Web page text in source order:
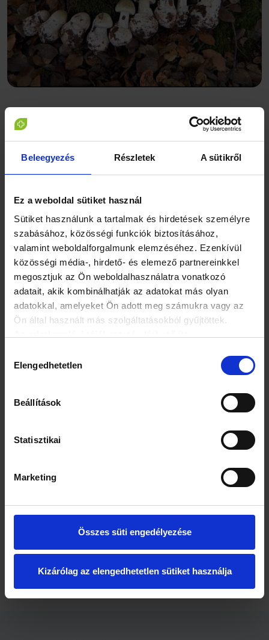
Beleegyezés Részletek A sütikről
Ez a weboldal sütiket használ
Sütiket használunk a tartalmak és hirdetések személyre
szabásához, közösségi funkciók biztosításához,
valamint weboldalforgalmunk elemzéséhez. Ezenkívül
közösségi média-, hirdető- és elemező partnereinkkel
megosztjuk az Ön weboldalhasználatra vonatkozó
adatait, akik kombinálhatják az adatokat más olyan
adatokkal, amelyeket Ön adott meg számukra vagy az
Ön által használt más szolgáltatásokból gyűjtöttek.
kiválasztása
Elengedhetetlen
Beállítások
Statisztikai
Marketing
Összes süti engedélyezése
Kizárólag az elengedhetetlen sütiket használja
Ugyanakkor a nyolc vagy tizenkét órával később kezelést
kapott rágcsálóknál már nem volt megfigyelhető
állapotjavulás. A szerzők szerint ennek az lehet oka, hogy
így a kezelés csak akkor használ, ha egy bizonyos
időkereten belül történik.
"Bár az eredmények ígéretesek, további klinikai kísérletekre
van szükség annak megállapítására, hogy az indocianin
zöldnek van-e hasonló hatása az emberekre"
Vang.
A tanulmány szerzői megjegyezték, hogy az ételmérgezéses
esetek közül világszerte a gombamérgezés okozza a
legtöbb halálesetet. A kutatás a Nature
Communications című szaklapban jelent meg.